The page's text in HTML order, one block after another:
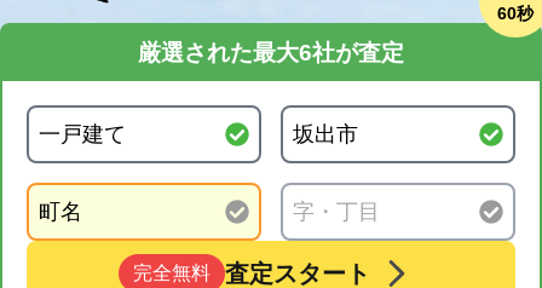
60秒
厳選された最大6社が査定
完全無料 査定スタート